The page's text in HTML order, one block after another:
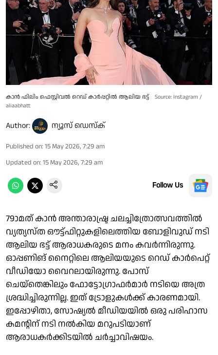
കാൻ ഫിലിം ഫെസ്റ്റിവൽ റെഡ് കാർപ്പറ്റിൽ ആലിയ ഭട്ട്
Source: Instagram /
aliaabhatt
Author: ന്യൂസ് ഡെസ്ക്
Published on: 15 May 2026, 7:29 am
Updated on: 15 May 2026, 7:29 am
Follow Us
79ാമത് കാൻ അന്താരാഷ്ട്ര ചലച്ചിത്രോത്സവത്തിൽ
വ്യത്യസ്ത ഔട്ട്ഫിറ്റുകളിലെത്തിയ ബോളിവുഡ് നടി
ആലിയ ഭട്ട് ആരാധകരുടെ മനം കവർന്നിരുന്നു.
ഓപ്പണിങ് നൈറ്റിലെ ആലിയയുടെ റെഡ് കാർപെറ്റ്
വീഡിയോ വൈറലായിരുന്നു. പോസ്
ചെയ്തെങ്കിലും ഫോട്ടോഗ്രാഫർമാർ നടിയെ അത്ര
ശ്രദ്ധിച്ചിരുന്നില്ല. ഇത് ട്രോളുകൾക്ക് കാരണമായി.
ഇപ്പോഴിതാ, സോഷ്യൽ മീഡിയയിൽ ഒരു പരിഹാസ
കമന്റിന് നടി നൽകിയ മറുപടിയാണ്
ആരാധകർക്കിടയിൽ ചർച്ചാവിഷയം.